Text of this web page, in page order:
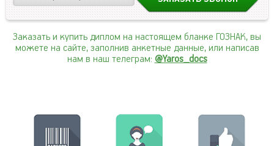
Заказать и купить диплом на настоящем бланке ГОЗНАК, вы
можете на сайте, заполнив анкетные данные, или написав
нам в наш телеграм: @Yaros_docs